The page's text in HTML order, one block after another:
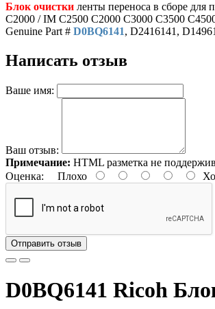
Блок очистки ленты переноса в сборе
C2000 / IM С2500 C2000 C3000 С3500
Genuine Part # D0BQ6141, D2416141,
Написать отзыв
Ваше имя:
Ваш отзыв:
Примечание: HTML разметка не
Оценка: Плохо
Отправить отзыв
D0BQ6141 Ricoh